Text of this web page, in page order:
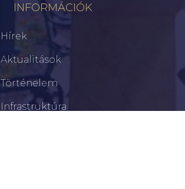
INFORMÁCIÓK
Hírek
Aktualitások
Történelem
Infrastruktúra